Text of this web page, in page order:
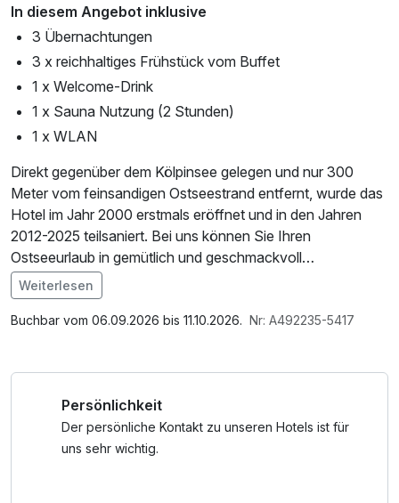
In diesem Angebot inklusive
3 Übernachtungen
3 x reichhaltiges Frühstück vom Buffet
1 x Welcome-Drink
1 x Sauna Nutzung (2 Stunden)
1 x WLAN
Direkt gegenüber dem Kölpinsee gelegen und nur 300
Meter vom feinsandigen Ostseestrand entfernt, wurde das
Hotel im Jahr 2000 erstmals eröffnet und in den Jahren
2012-2025 teilsaniert. Bei uns können Sie Ihren
Ostseeurlaub in gemütlich und geschmackvoll
eingerichteten Einzelzimmern, Doppelzimmern oder
Appartements genießen. Unsere Zimmer und
Appartements verfügen zum Teil über eine Terrasse oder
(kostenpflichtige) Mitnahme von Hunden (bis 50 cm)
gestattet.
Im Angebot enthalten
W-LAN Nutzung / Internetnutzung, Shuttleservice
Weiterlesen
Buchbar vom 06.09.2026 bis 11.10.2026. Nr: A492235-5417
Persönlichkeit
Der persönliche Kontakt zu unseren Hotels ist für
uns sehr wichtig.